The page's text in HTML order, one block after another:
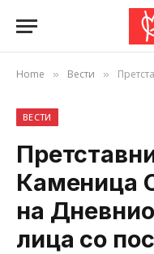
Home » Вести » Претставници
ВЕСТИ
Каменица
на
лица со